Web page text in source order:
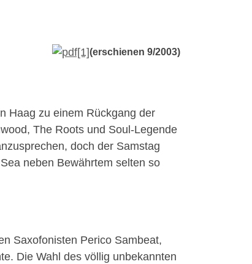
(erschienen 9/2003)
Haag zu einem Rückgang der
The Roots und Soul-Legende
doch der Samstag
neben Bewährtem selten so
Saxofonisten Perico Sambeat,
Die Wahl des völlig unbekannten